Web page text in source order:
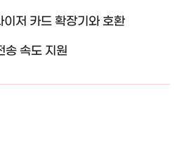
저 카드 확장기와 호환
속도 지원